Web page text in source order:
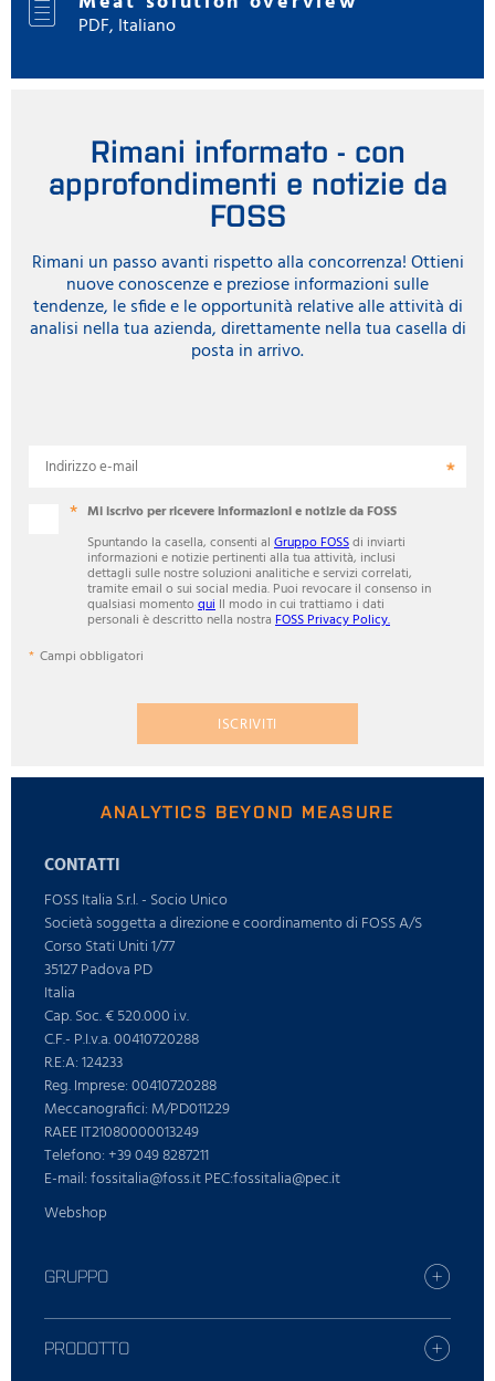
PDF, Italiano
Rimani informato - con
approfondimenti e notizie da
FOSS
Rimani un passo avanti rispetto alla concorrenza! Ottieni
nuove conoscenze e preziose informazioni sulle
tendenze, le sfide e le opportunità relative alle attività di
analisi nella tua azienda, direttamente nella tua casella di
posta in arrivo.
Indirizzo e-mail
Mi iscrivo per ricevere informazioni e notizie da FOSS
Spuntando la casella, consenti al Gruppo FOSSdi inviarti
informazioni e notizie pertinenti alla tua attività, inclusi
dettagli sulle nostre soluzioni analitiche e servizi correlati,
tramite email o sui social media. Puoi revocare il consenso in
qualsiasi momento qui Il modo in cui trattiamo i dati
personali è descritto nella nostra FOSS Privacy Policy.
Campi obbligatori
ISCRIVITI
ANALYTICS BEYOND MEASURE
CONTATTI
FOSS Italia S.r.l. - Socio Unico
Società soggetta a direzione e coordinamento di FOSS A/S
Corso Stati Uniti 1/77
35127 Padova PD
Italia
Cap. Soc. € 520.000 i.v.
C.F.- P.I.v.a. 00410720288
R.E:A: 124233
Reg. Imprese: 00410720288
Meccanografici: M/PD011229
RAEE IT21080000013249
Telefono: +39 049 8287211
E-mail: fossitalia@foss.it PEC:fossitalia@pec.it
Webshop
GRUPPO
Carriera
Trova la tua fliale FOSS
PRODOTTO